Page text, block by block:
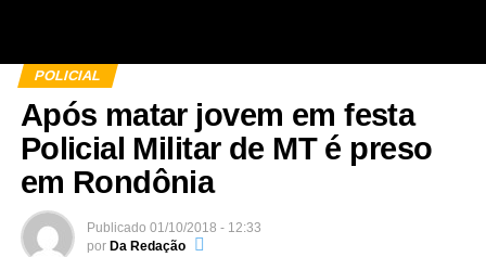
POLICIAL
Após matar jovem em festa
Policial Militar de MT é preso
em Rondônia
Publicado 01/10/2018 - 12:33
por Da Redação